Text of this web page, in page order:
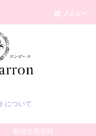
メニュー
について
新規会員登録